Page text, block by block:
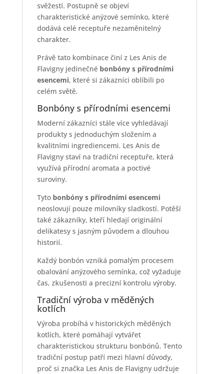
svěžestí. Postupně se objeví
charakteristické anýzové semínko, které
dodává celé receptuře nezaměnitelný
charakter.
Právě tato kombinace činí z Les Anis de
Flavigny jedinečné bonbóny s přírodními
esencemi, které si zákazníci oblíbili po
celém světě.
Bonbóny s přírodními esencemi
Moderní zákazníci stále více vyhledávají
produkty s jednoduchým složením a
kvalitními ingrediencemi. Les Anis de
Flavigny staví na tradiční receptuře, která
využívá přírodní aromata a poctivé
suroviny.
Tyto bonbóny s přírodními esencemi
neoslovují pouze milovníky sladkostí. Potěší
také zákazníky, kteří hledají originální
delikatesy s jasným původem a dlouhou
historií.
Každý bonbón vzniká pomalým procesem
obalování anýzového semínka, což vyžaduje
čas, zkušenosti a precizní kontrolu výroby.
Tradiční výroba v měděných
kotlích
Výroba probíhá v historických měděných
kotlích, které pomáhají vytvářet
charakteristickou strukturu bonbónů. Tento
tradiční postup patří mezi hlavní důvody,
proč si značka Les Anis de Flavigny udržuje